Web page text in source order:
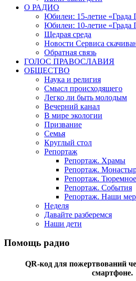
О РАДИО
Юбилеи: 15-летие «Града
Юбилеи: 10-летие «Града
Щедрая среда
Новости Сервиса
Обратная связь
ГОЛОС ПРАВОСЛАВИЯ
ОБЩЕСТВО
Наука и религия
Смысл происходящего
Легко ли быть молодым
Вечерний канал
В мире экологии
Призвание
Семья
Круглый стол
Репортаж
Репортаж. Храмы
Репортаж.
Репортаж.
Репортаж. События
Репортаж. Наши
Неделя
Давайте разберемся
Наши дети
Помощь радио
QR-код для пожертвований
смартфоне.